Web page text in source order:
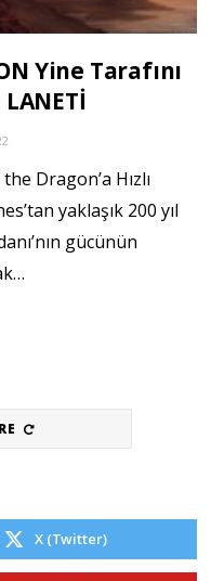
Yine Tarafını
LANETİ
Dragon’a Hızlı
yaklaşık 200 yıl
gücünün
X (Twitter)